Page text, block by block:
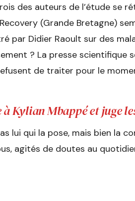
des auteurs de l’étude se
(Grande Bretagne)
par Didier Raoult sur des
? La presse scientifique
de traiter pour le
Kylian Mbappé et juge
lui qui la pose, mais bien la
agités de doutes au